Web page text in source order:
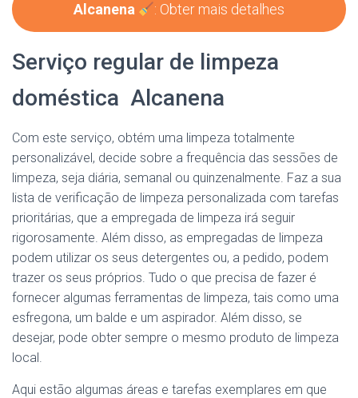
Alcanena : Obter mais detalhes
Serviço regular de limpeza
doméstica Alcanena
Com este serviço, obtém uma limpeza totalmente
personalizável, decide sobre a frequência das sessões de
limpeza, seja diária, semanal ou quinzenalmente. Faz a sua
lista de verificação de limpeza personalizada com tarefas
prioritárias, que a empregada de limpeza irá seguir
rigorosamente. Além disso, as empregadas de limpeza
podem utilizar os seus detergentes ou, a pedido, podem
trazer os seus próprios. Tudo o que precisa de fazer é
fornecer algumas ferramentas de limpeza, tais como uma
esfregona, um balde e um aspirador. Além disso, se
desejar, pode obter sempre o mesmo produto de limpeza
local.
Aqui estão algumas áreas e tarefas exemplares em que